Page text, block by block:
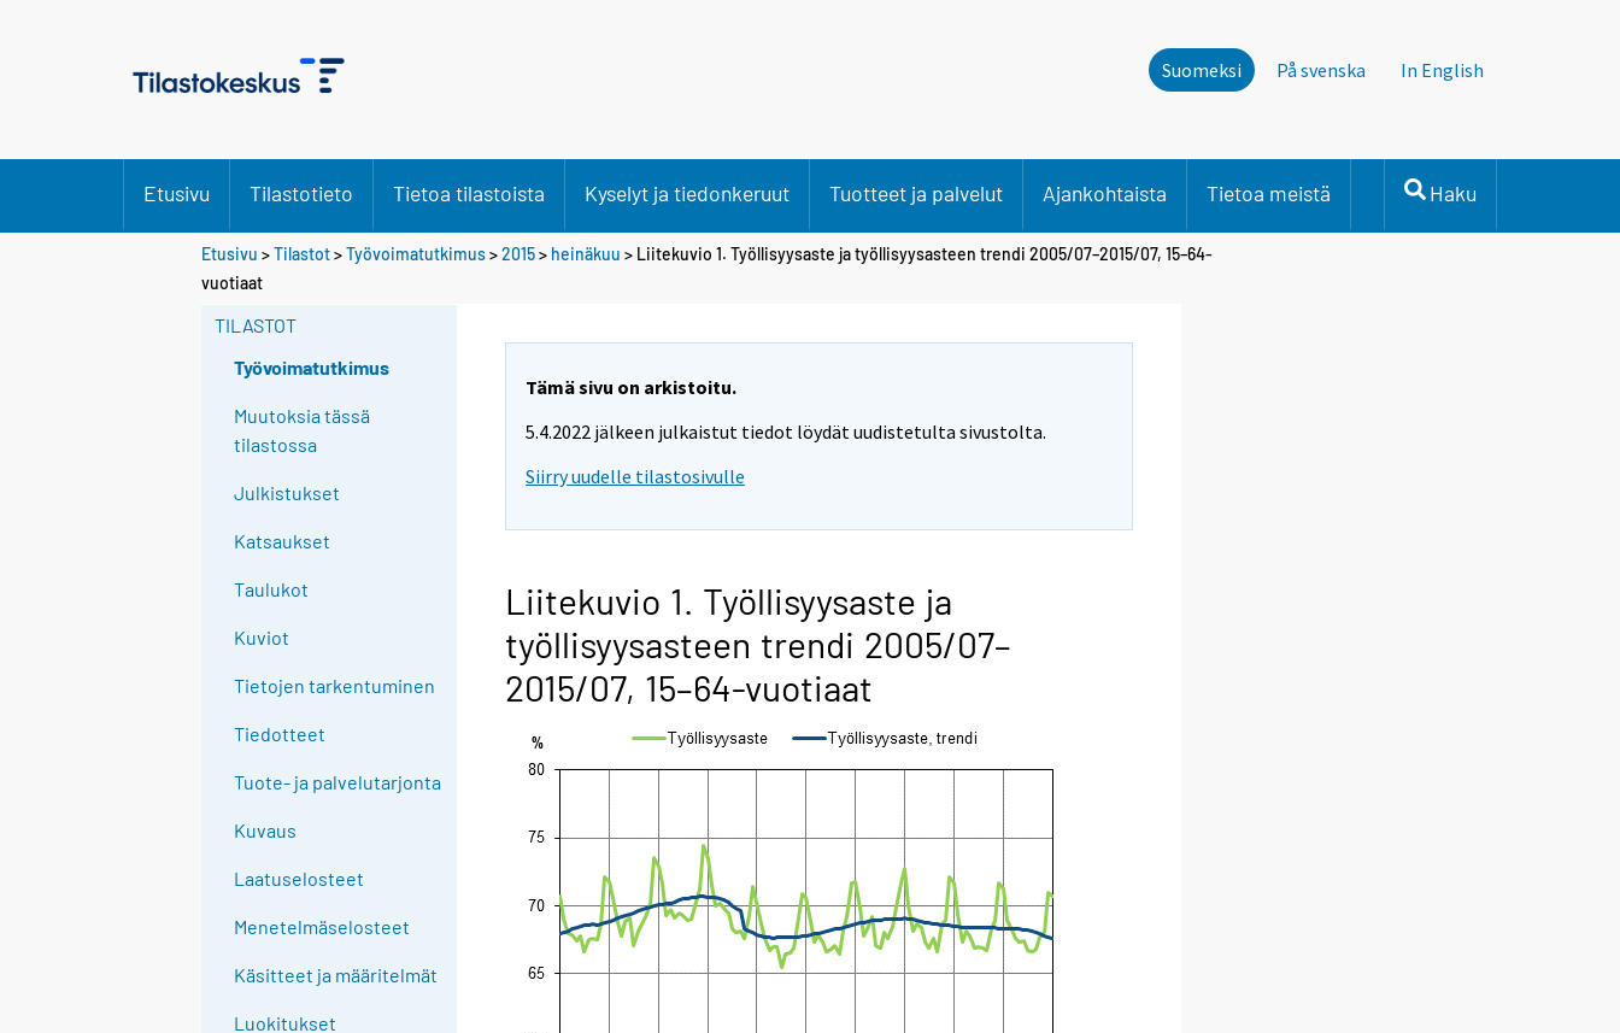
Suomeksi På svenska In English
Etusivu Tilastotieto Tietoa tilastoista Kyselyt ja tiedonkeruut Tuotteet ja palvelut Ajankohtaista Tietoa meistä Haku
Etusivu >Tilastot>Työvoimatutkimus>2015> heinäkuu > Liitekuvio 1. Työllisyysaste ja työllisyysasteen trendi 2005/07–2015/07, 15–64-
vuotiaat
TILASTOT
Työvoimatutkimus
Muutoksia tässä
tilastossa
Julkistukset
Katsaukset
Taulukot
Kuviot
Tietojen tarkentuminen
Tiedotteet
Tuote- ja palvelutarjonta
Kuvaus
Laatuselosteet
Menetelmäselosteet
Käsitteet ja määritelmät
Luokitukset
Tämä sivu on arkistoitu.
5.4.2022 jälkeen julkaistut tiedot löydät uudistetulta sivustolta.
Siirry uudelle tilastosivulle
Liitekuvio 1. Työllisyysaste ja
työllisyysasteen trendi 2005/07–
2015/07, 15–64-vuotiaat